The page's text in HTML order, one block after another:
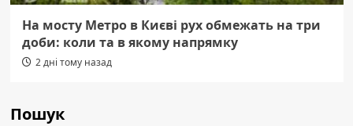
На мосту Метро в Києві рух обмежать на три
доби: коли та в якому напрямку
2 дні тому назад
Пошук